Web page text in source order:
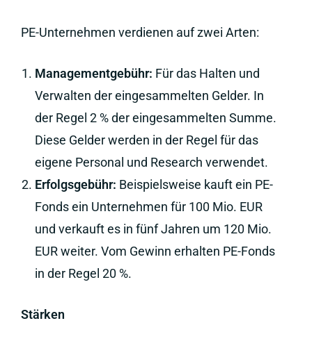
PE-Unternehmen verdienen auf zwei Arten:
Managementgebühr: Für das Halten und
Verwalten der eingesammelten Gelder. In
der Regel 2 % der eingesammelten Summe.
Diese Gelder werden in der Regel für das
eigene Personal und Research verwendet.
Erfolgsgebühr: Beispielsweise kauft ein PE-
Fonds ein Unternehmen für 100 Mio. EUR
und verkauft es in fünf Jahren um 120 Mio.
EUR weiter. Vom Gewinn erhalten PE-Fonds
in der Regel 20 %.
Stärken